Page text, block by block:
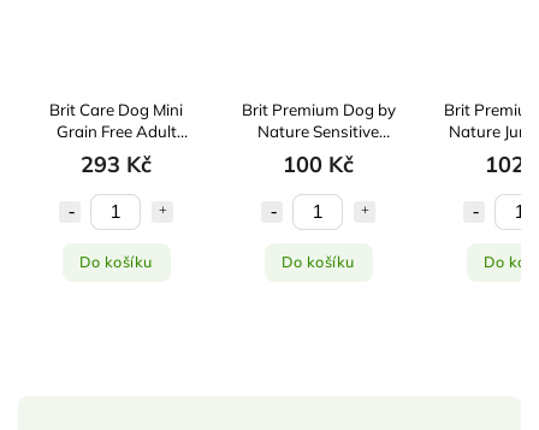
Brit Care Dog Mini
Grain Free Adult
Lamb 2kg
293 Kč
Do košíku
Brit Premium Dog by
Nature Sensitive
Lamb 1kg
100 Kč
Do košíku
Brit
Nature
102
Do